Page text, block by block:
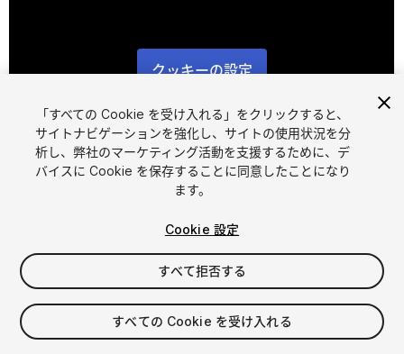
クッキーの設定
FREE
34viewsin the past week
「すべての Cookie を受け入れる」をクリックすると、
サイトナビゲーションを強化し、サイトの使用状況を分
析し、弊社のマーケティング活動を支援するために、デ
バイスに Cookie を保存することに同意したことになり
ます。
Cookie 設定
すべて拒否する
すべての Cookie を受け入れる